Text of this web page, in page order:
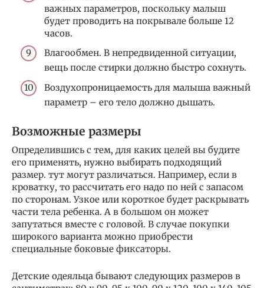
важных параметров, поскольку малыш
будет проводить на покрывале больше 12
часов.
Влагообмен. В непредвиденной ситуации,
вещь после стирки должно быстро сохнуть.
Воздухопроницаемость для малыша важный
параметр – его тело должно дышать.
Возможные размеры
Определившись с тем, для каких целей вы будите
его применять, нужно выбирать подходящий
размер. тут могут различаться. Например, если в
кроватку, то рассчитать его надо по ней с запасом
по сторонам. Узкое или короткое будет раскрывать
части тела ребенка. А в большом он может
запутаться вместе с головой. В случае покупки
широкого варианта можно приобрести
специальные боковые фиксаторы.
Детские одеяльца бывают следующих размеров в